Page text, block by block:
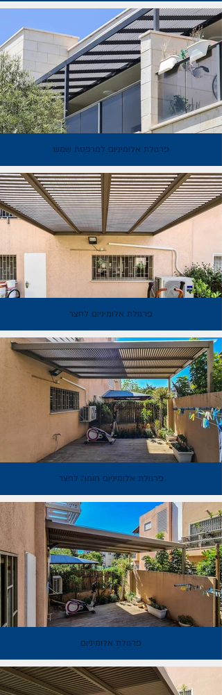
פרגולת אלומיניום למרפסת שמש
פרגולת אלומיניום לחצר
פרגולת אלומיניום חומה לחצר
פרגולת אלומיניום